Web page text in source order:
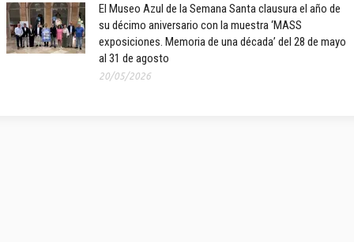
El Museo Azul de la Semana Santa clausura el año de
su décimo aniversario con la muestra ‘MASS
exposiciones. Memoria de una década’ del 28 de mayo
al 31 de agosto
20/05/2026